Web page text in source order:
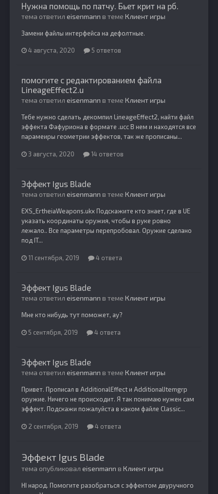
Нужна помощь по патчу. Бьет крит на рб.
тема ответил eisenmann в теме Клиент игры
Замени файлы интерфейса на дефолтные.
4 августа, 2020 5 ответов
помогите с редактированием файла
LineageEffect2.u
тема ответил eisenmann в теме Клиент игры
Тебе нужно сделать декомпил LineageEffect2, найти файл
эффекта Фафуриона в формате .ucc В нем и находятся все
парамеиры геометрии эффектов, так же прописаны...
3 августа, 2020 14 ответов
Эффект Igus Blade
тема ответил eisenmann в теме Клиент игры
EXS_ErtheiaWeapons.ukx Подскажите кто знает, где в UE
указать координаты оружия, чтобы в руке ровно
лежало.. Все параметры перепробовал. Оружие сделано
под IT...
11 сентября, 2019 4 ответа
Эффект Igus Blade
тема ответил eisenmann в теме Клиент игры
Мне кто нибудь тут поможет, ау?
5 сентября, 2019 4 ответа
Эффект Igus Blade
тема ответил eisenmann в теме Клиент игры
Привет. Прописал в AdditionalEffect и AdditionalItemgrp
оружие. Ничего не происходит. Я так понимаю нужен сам
эффект. Подскажи пожалуйста в каком файле Classic...
2 сентября, 2019 4 ответа
Эффект Igus Blade
тема опубликовал eisenmann в Клиент игры
HI народ. Помогите разобраться с эффектом двуручного